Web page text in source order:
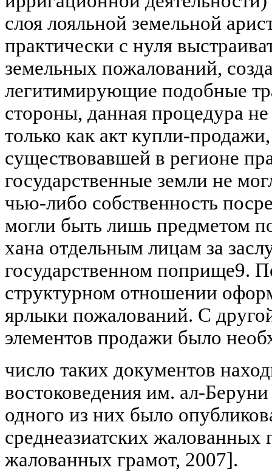
слоя лояльной земельной
практически с нуля
земельных пожалований,
легитимирующие подобные
стороны, данная процедура
только как акт купли-
существовавшей в регионе
государственные земли не
чью-либо собственность
могли быть лишь предметом
хана отдельным лицам за
государственном поприще9.
структурном отношении
ярлыки пожалований. С
элементов продажи было
число таких документов
востоковедения им. ал-
одного из них было
среднеазиатских жалованных
жалованных грамот, 2007].